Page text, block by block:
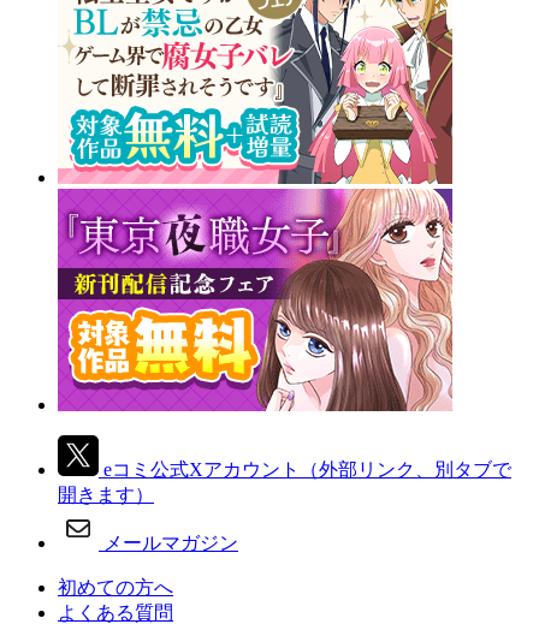
eコミ公式Xアカウント
（外部リンク、別タブで
開きます）
メールマガジン
初めての方へ
よくある質問